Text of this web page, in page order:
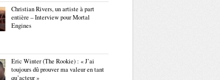
Christian Rivers, un artiste à part
entière – Interview pour Mortal
Engines
Eric Winter (The Rookie) : « J’ai
toujours dû prouver ma valeur en tant
qu’acteur »